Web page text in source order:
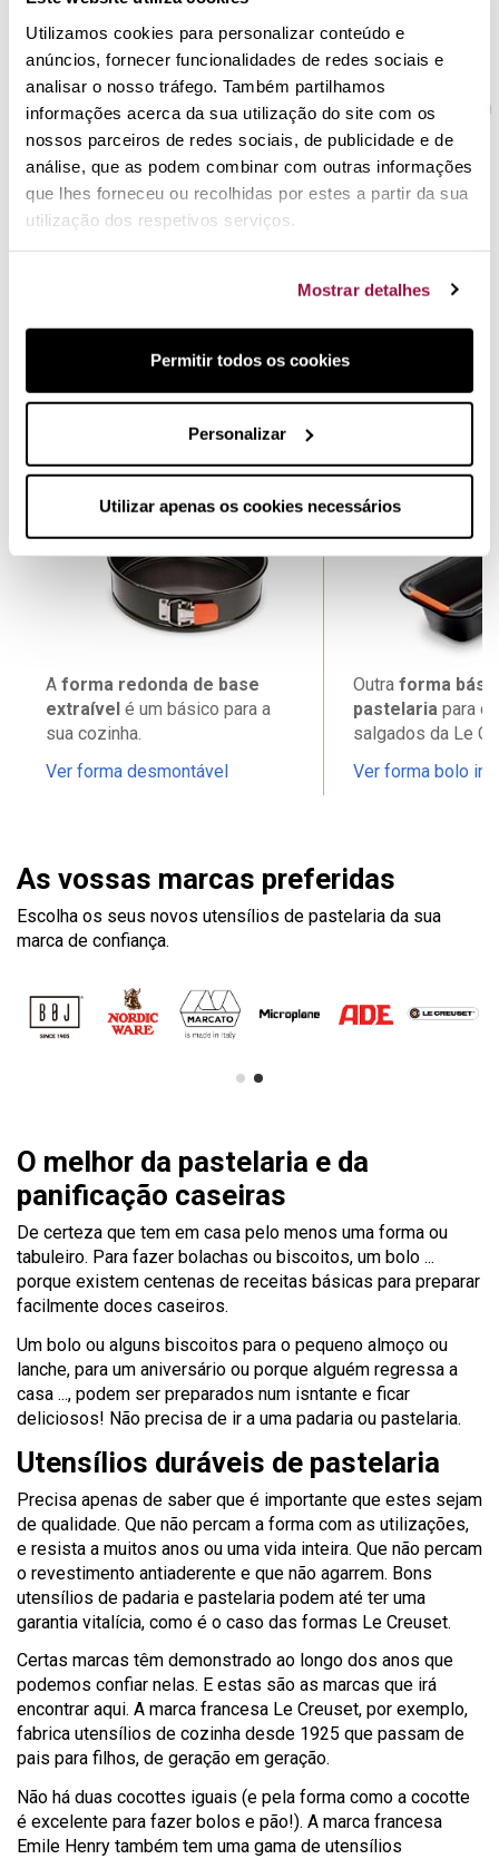
Utilizamos cookies para personalizar conteúdo e
anúncios, fornecer funcionalidades de redes sociais e
analisar o nosso tráfego. Também partilhamos
informações acerca da sua utilização do site com os
nossos parceiros de redes sociais, de publicidade e de
análise, que as podem combinar com outras informações
que lhes forneceu ou recolhidas por estes a partir da sua
utilização dos respetivos serviços.
Mostrar detalhes
Permitir todos os cookies
Personalizar
Utilizar apenas os cookies necessários
Gosta de cozinhar e de comer. Escolhe alimentos
de qualidade. Porque não os conserva embalando
a vácuo?
Ver Foodsaver
Os 5 top vendas para pão e
A forma redonda de base
extraível é um básico para a
sua cozinha.
Ver forma desmontável
1
Outra forma
pastelaria para
salgados da Le
Ver forma bolo
2
As vossas marcas preferidas
Escolha os seus novos utensílios de pastelaria da sua
marca de confiança.
O melhor da pastelaria e da
panificação caseiras
De certeza que tem em casa pelo menos uma forma ou
tabuleiro. Para fazer bolachas ou biscoitos, um bolo ...
porque existem centenas de receitas básicas para preparar
facilmente doces caseiros.
Um bolo ou alguns biscoitos para o pequeno almoço ou
lanche, para um aniversário ou porque alguém regressa a
casa ..., podem ser preparados num isntante e ficar
deliciosos! Não precisa de ir a uma padaria ou pastelaria.
Utensílios duráveis de pastelaria
Precisa apenas de saber que é importante que estes sejam
de qualidade. Que não percam a forma com as utilizações,
e resista a muitos anos ou uma vida inteira. Que não percam
o revestimento antiaderente e que não agarrem. Bons
utensílios de padaria e pastelaria podem até ter uma
garantia vitalícia, como é o caso das formas Le Creuset.
Certas marcas têm demonstrado ao longo dos anos que
podemos confiar nelas. E estas são as marcas que irá
encontrar aqui. A marca francesa Le Creuset, por exemplo,
fabrica utensílios de cozinha desde 1925 que passam de
pais para filhos, de geração em geração.
Não há duas cocottes iguais (e pela forma como a cocotte
é excelente para fazer bolos e pão!). A marca francesa
Emile Henry também tem uma gama de utensílios